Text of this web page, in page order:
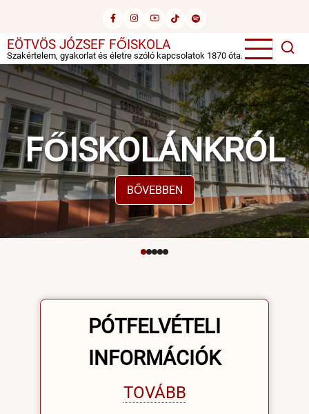
tartalomra
EÖTVÖS JÓZSEF FŐISKOLA
Szakértelem, gyakorlat és életre szóló kapcsolatok 1870 óta.
FŐISKOLÁNKRÓL
BŐVEBBEN
PÓTFELVÉTELI
INFORMÁCIÓK
TOVÁBB